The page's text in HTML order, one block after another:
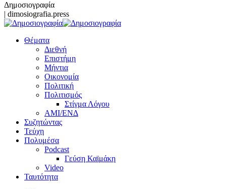
Δημοσιογραφία
| dimosiografia.press
Θέματα
Διεθνή
Επιστήμη
Μήντια
Οικονομία
Πολιτική
Πολιτισμός
Στίγμα Λόγου
AMI/ΕΝΔ
Συζητώντας
Τεύχη
Πολυμέσα
Podcast
Γεύση Καϊμάκη
Video
Ταυτότητα